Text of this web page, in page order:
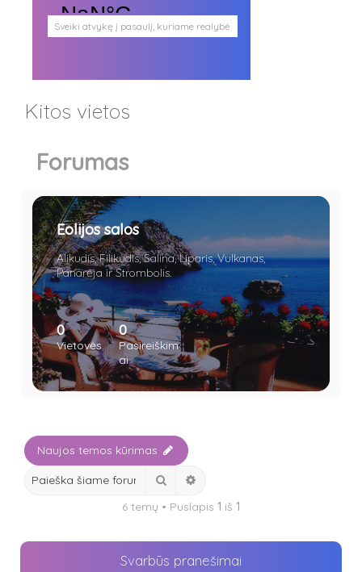
Sveiki atvykę į pasaulį, kuriame realybė
persipina su mistika. Pasaulį, kuris
Užimti veidai
Ištikimųjų būstinė
Nemirtingųjų būstinė
Kitos vietos
Forumas
Eolijos salos
Alikudis, Filikudis, Salina, Liparis, Vulkanas,
Panarėja ir Strombolis.
0
Vietovės
0
Pasireiškim
ai
Naujos temos kūrimas
Ieškoti
6 temų • Puslapis 1 iš 1
Svarbūs pranešimai